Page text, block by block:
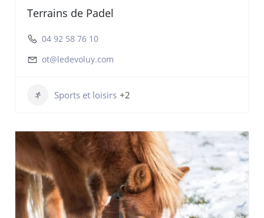
Terrains de Padel
04 92 58 76 10
ot@ledevoluy.com
Sports et loisirs +2